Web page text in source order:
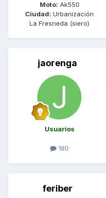
Moto: Ak550
Ciudad: Urbanización
La Fresneda (siero)
jaorenga
Usuarios
180
feriber